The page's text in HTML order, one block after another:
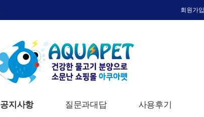
회원가입
공지사항 질문과대답 사용후기